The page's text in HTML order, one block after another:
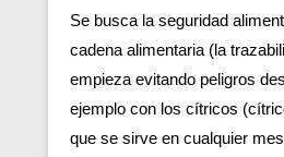
Se busca la seguridad
cadena alimentaria (la
empieza evitando peligros
ejemplo con los cítricos
que se sirve en cualquier